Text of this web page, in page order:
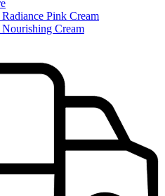
Pink Cream
Nourishing Cream